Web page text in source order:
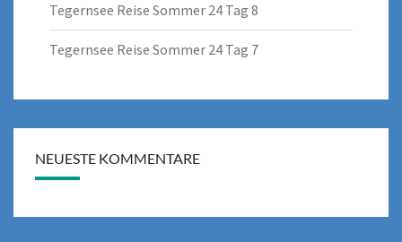
Tegernsee Reise Sommer 24 Tag 8
Tegernsee Reise Sommer 24 Tag 7
NEUESTE KOMMENTARE